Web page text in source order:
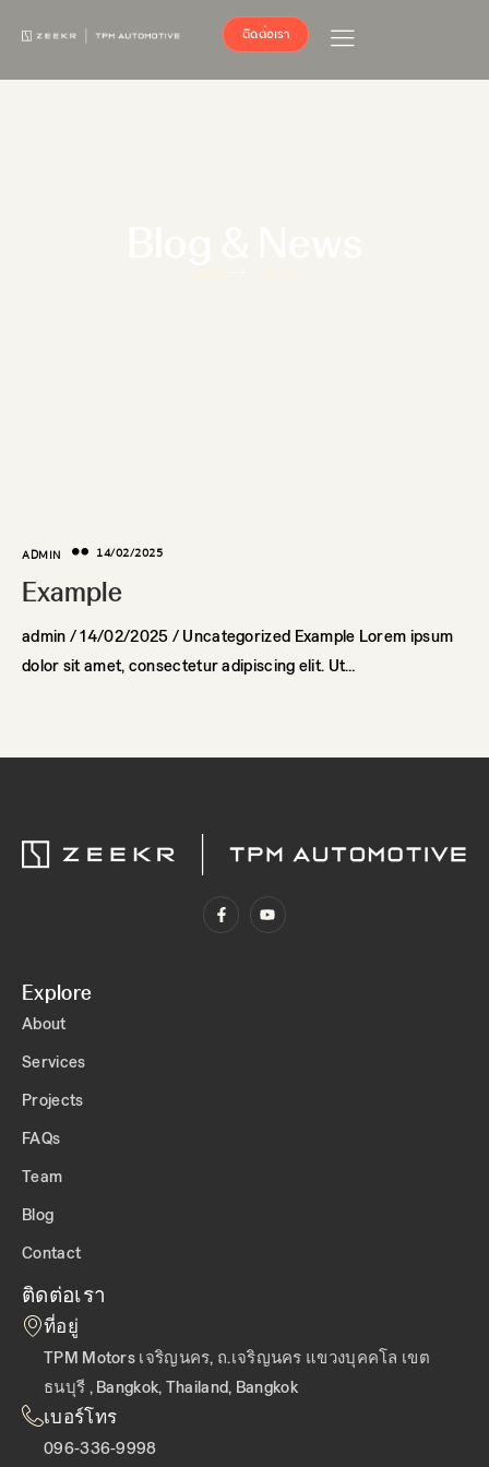
ติดต่อเรา
ADMIN 14/02/2025
Example
admin / 14/02/2025 / Uncategorized Example Lorem ipsum
dolor sit amet, consectetur adipiscing elit. Ut…
Explore
About
Services
Projects
FAQs
Team
Blog
Contact
ติดต่อเรา
ที่อยู่
TPM Motors เจริญนคร, ถ.เจริญนคร แขวงบุคคโล เขต
ธนบุรี , Bangkok, Thailand, Bangkok
เบอร์โทร
096-336-9998